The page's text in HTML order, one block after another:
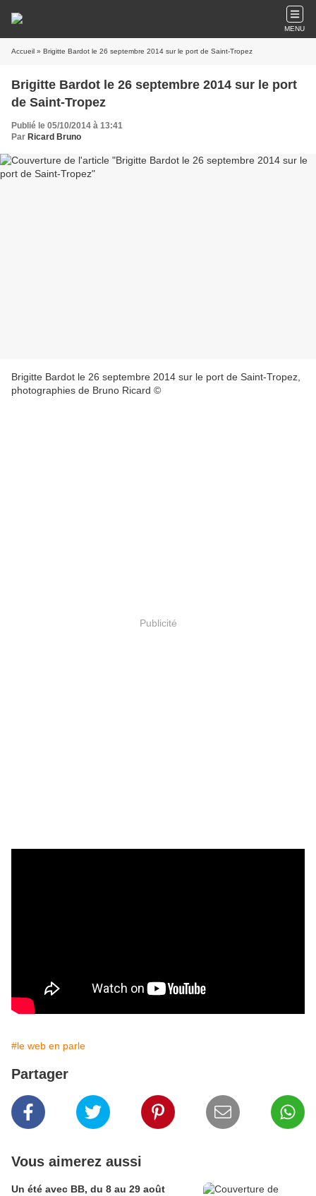
MENU
Accueil » Brigitte Bardot le 26 septembre 2014 sur le port de Saint-Tropez
Brigitte Bardot le 26 septembre 2014 sur le port
de Saint-Tropez
Publié le 05/10/2014 à 13:41
Par Ricard Bruno
Brigitte Bardot le 26 septembre 2014 sur le port de Saint-Tropez,
photographies de Bruno Ricard ©
Publicité
#le web en parle
Partager
Vous aimerez aussi
Un été avec BB, du 8 au 29 août